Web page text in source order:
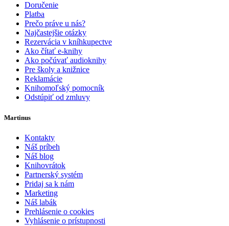
Doručenie
Platba
Prečo práve u nás?
Najčastejšie otázky
Rezervácia v kníhkupectve
Ako čítať e-knihy
Ako počúvať audioknihy
Pre školy a knižnice
Reklamácie
Knihomoľský pomocník
Odstúpiť od zmluvy
Martinus
Kontakty
Náš príbeh
Náš blog
Knihovrátok
Partnerský systém
Pridaj sa k nám
Marketing
Náš labák
Prehlásenie o cookies
Vyhlásenie o prístupnosti